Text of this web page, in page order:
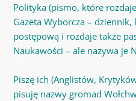
Polityka (pismo, które
Gazeta Wyborcza –
postępową i rozdaje także
Naukawości – ale nazywa je
Piszę ich (Anglistów,
pisuję nazwy gromad